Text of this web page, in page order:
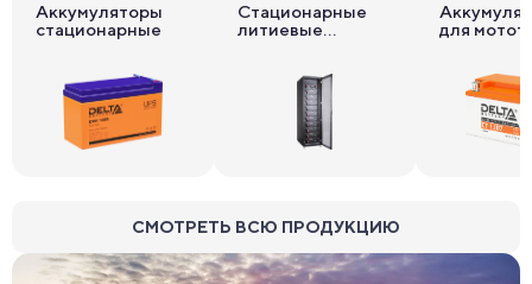
Аккумуляторы
стационарные
Стационарные
литиевые
для
СМОТРЕТЬ ВСЮ ПРОДУКЦИЮ